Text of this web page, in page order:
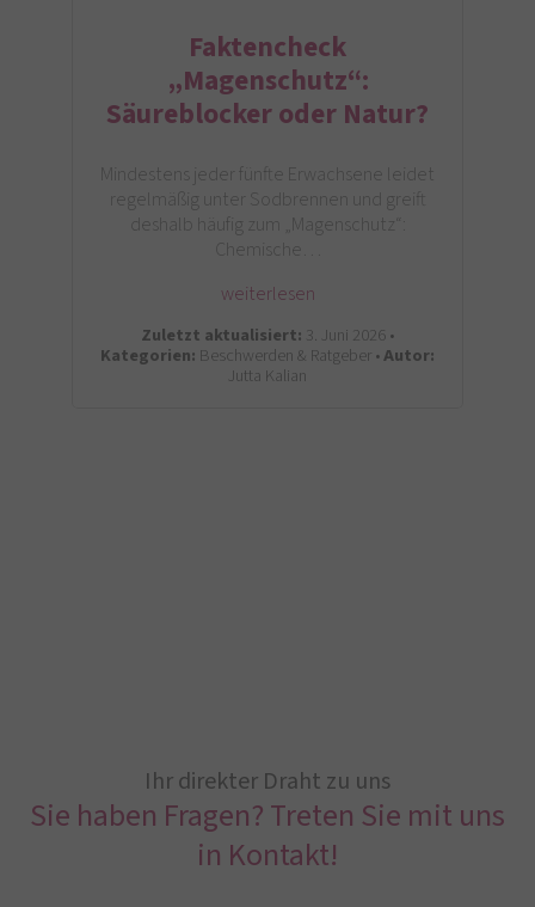
Faktencheck
„Magenschutz“:
Säureblocker oder Natur?
Mindestens jeder fünfte Erwachsene leidet
regelmäßig unter Sodbrennen und greift
deshalb häufig zum „Magenschutz“:
Chemische…
weiterlesen
Zuletzt aktualisiert: 3. Juni 2026 •
Kategorien: Beschwerden & Ratgeber •Autor:
Jutta Kalian
Ihr direkter Draht zu uns
Sie haben Fragen? Treten Sie mit uns
in Kontakt!